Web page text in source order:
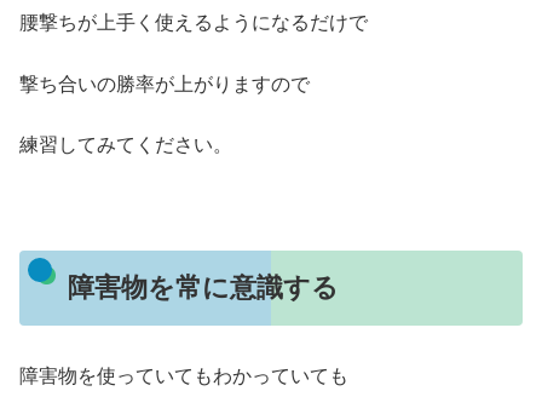
腰撃ちが上手く使えるようになるだけで
撃ち合いの勝率が上がりますので
練習してみてください。
障害物を常に意識する
障害物を使っていてもわかっていても